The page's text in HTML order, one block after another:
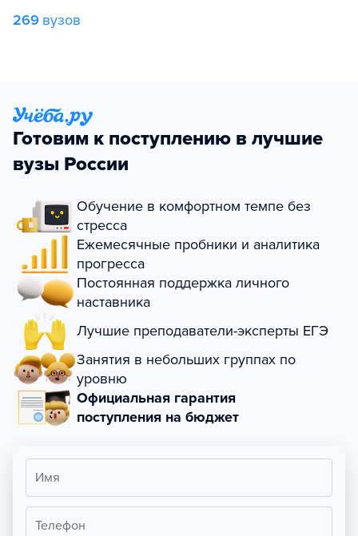
269 вузов
Готовим к поступлению в лучшие
вузы России
Обучение в комфортном темпе без
стресса
Ежемесячные пробники и аналитика
прогресса
Постоянная поддержка личного
наставника
Лучшие преподаватели-эксперты ЕГЭ
Занятия в небольших группах по
уровню
Официальная гарантия
поступления на бюджет
Имя
Телефон